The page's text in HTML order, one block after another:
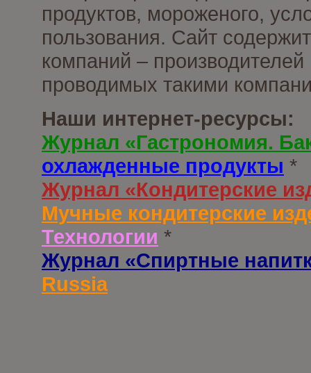
продуктов, мороженого,
пользования. Сайт
компаний –
проводимых такими
Наши интернет-ресурсы:
Журнал «Гастрономия.
охлажденные продукты *
Журнал «Кондитерские
Мучные кондитерские
Технологии *
Журнал «Спиртные
Russia